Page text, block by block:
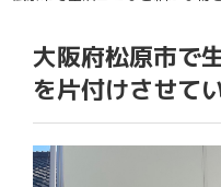
大阪府松原市で
を片付けさせて